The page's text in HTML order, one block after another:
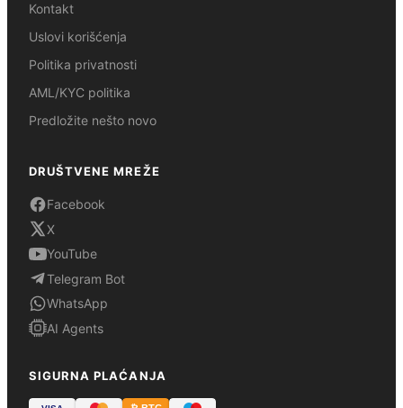
Kontakt
Uslovi korišćenja
Politika privatnosti
AML/KYC politika
Predložite nešto novo
DRUŠTVENE MREŽE
Facebook
X
YouTube
Telegram Bot
WhatsApp
AI Agents
SIGURNA PLAĆANJA